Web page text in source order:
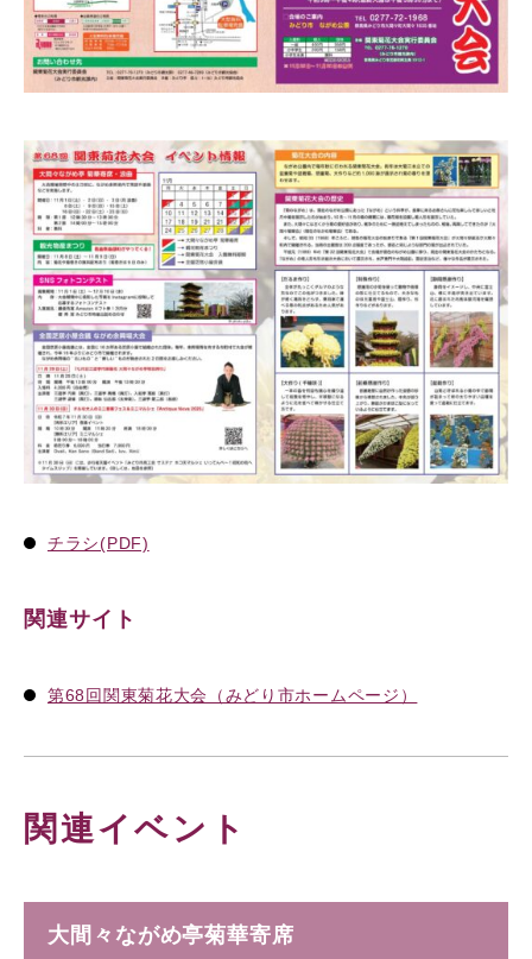
チラシ(PDF)
関連サイト
第68回関東菊花大会（みどり市ホームページ）
関連イベント
大間々ながめ亭菊華寄席